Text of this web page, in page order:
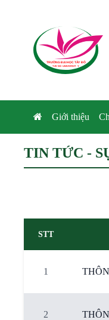
TRƯỜNG ĐẠI HỌC TÂY ĐÔ
TAY DO UNIVERSIT Y
Giới thiệu
TIN TỨC -
STT
1
2